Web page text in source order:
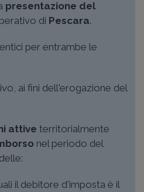
presentazione del
di Pescara.
per entrambe le
ai fini dell'erogazione del
attive territorialmente
nel periodo del
il debitore d'imposta è il